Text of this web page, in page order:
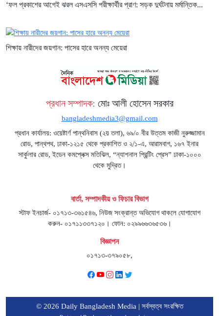
‘ফল প্রকাশের আগেই ঝরল এসএসসি পরীক্ষার্থীর প্রাণ: সড়ক দুর্ঘটনায় মর্মান্তিক...
শিক্ষায় নারীদের জয়গান: পাসের হারে অনন্য মেয়েরা
প্রধান সম্পাদক: মোঃ আলী হোসেন সরকার
bangladeshmedia3@gmail.com
প্রধান কার্যালয়: ওয়েষ্টার্ণ পান্থনিবাস (২য় তলা), ৬৯/০ বীর উত্তম কাজী নুরুজ্জামান
রোড, পান্থপথ, ঢাকা-১২১৫ থেকে প্রকাশিত ও ২/১-এ, আরামবাগ, ১৬৭ ইনার
সার্কুলার রোড, ইডেন কমপ্লেক্স মতিঝিল, “ন্যাশনাল প্রিন্টিং প্রেস” ঢাকা-১০০০
থেকে মুদ্রিত।
বার্তা, সম্পাদকীয় ও ফিচার বিভাগ
স্টাফ ইনচার্জ- ০১৭১৩-৩৬১৫৪৬, নিউজ সংক্রান্ত অভিযোগ থাকলে যোগাযোগ
করুন- ০১৭১১৩৩৭১২০। ফোন: ০২৯৯৬৬৩৬৫৩৬।
বিজ্ঞাপন
০১৭১৩-৩৭৯০৫৮,
© 2026 Daily Bangladesh Media | সর্বস্বত্ব সংরক্ষিত